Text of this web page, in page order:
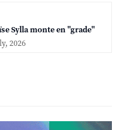
Sylla monte en "grade"
2026